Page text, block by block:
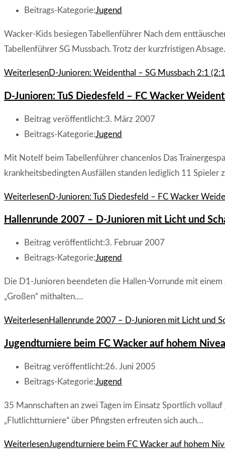
Beitrags-Kategorie:Jugend
Wacker-Kids besiegen Tabellenführer Nach dem
Tabellenführer SG Mussbach. Trotz der kurzfristigen
WeiterlesenD-Junioren: Weidenthal – SG Mussbach 2:1
D-Junioren: TuS Diedesfeld – FC Wacker
Beitrag veröffentlicht:3. März 2007
Beitrags-Kategorie:Jugend
Mit Notelf beim Tabellenführer chancenlos Das
krankheitsbedingten Ausfällen standen lediglich 11 Spieler
WeiterlesenD-Junioren: TuS Diedesfeld – FC Wacker
Hallenrunde 2007 – D-Junioren mit Licht und
Beitrag veröffentlicht:3. Februar 2007
Beitrags-Kategorie:Jugend
Die D1-Junioren beendeten die Hallen-Vorrunde mit
„Großen“ mithalten.…
WeiterlesenHallenrunde 2007 – D-Junioren mit Licht und
Jugendturniere beim FC Wacker auf hohem
Beitrag veröffentlicht:26. Juni 2005
Beitrags-Kategorie:Jugend
35 Mannschaften an zwei Tagen im Einsatz Sportlich
„Flutlichtturniere“ über Pfingsten erfreuten sich auch…
WeiterlesenJugendturniere beim FC Wacker auf hohem